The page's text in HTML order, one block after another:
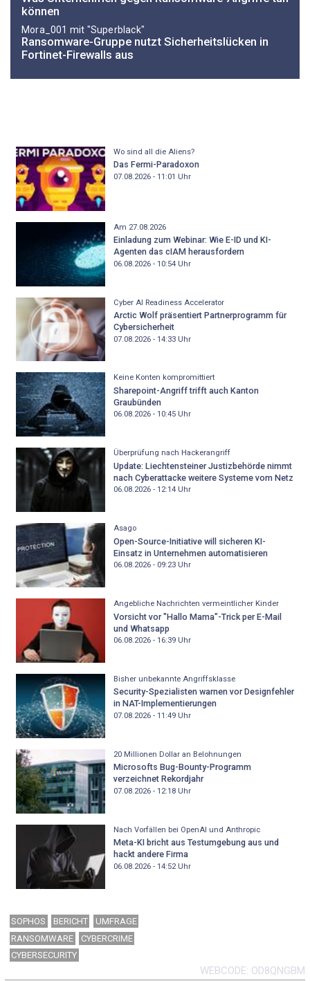
können
Mora_001 mit "Superblack"
Ransomware-Gruppe nutzt Sicherheitslücken in
Fortinet-Firewalls aus
Wo sind all die Aliens?
Das Fermi-Paradoxon
07.08.2026 - 11:01 Uhr
Am 27.08.2026
Einladung zum Webinar: Wie E-ID und KI-
Agenten das cIAM herausfordern
06.08.2026 - 10:54Uhr
Cyber AI Readiness Accelerator
Arctic Wolf präsentiert Partnerprogramm für
Cybersicherheit
07.08.2026 - 14:33Uhr
Keine Konten kompromittiert
Sharepoint-Angriff trifft auch Kanton
Graubünden
06.08.2026 - 10:45Uhr
Überprüfung nach Hackerangriff
Update: Liechtensteiner Justizbehörde nimmt
nach Cyberattacke weitere Systeme vom Netz
06.08.2026 - 12:14Uhr
Asago
Open-Source-Initiative will sicheren KI-
Einsatz in Unternehmen automatisieren
06.08.2026 - 09:23Uhr
Angebliche Nachrichten vermeintlicher Kinder
Vorsicht vor "Hallo Mama"-Trick per E-Mail
und Whatsapp
06.08.2026 - 16:39Uhr
Bisher unbekannte Angriffsklasse
Security-Spezialisten warnen vor Designfehler
in NAT-Implementierungen
07.08.2026 - 11:49Uhr
20 Millionen Dollar an Belohnungen
Microsofts Bug-Bounty-Programm
verzeichnet Rekordjahr
07.08.2026 - 12:18Uhr
Nach Vorfällen bei OpenAI und Anthropic
Meta-KI bricht aus Testumgebung aus und
hackt andere Firma
06.08.2026 - 14:52Uhr
SOPHOS BERICHT
UMFRAGE
RANSOMWARE
CYBERCRIME
CYBERSECURITY
WEBCODE OD8QNGBM